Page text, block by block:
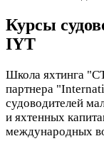
Курсы
IYT
Школа яхтинга
партнера
судоводителей
и яхтенных
международных